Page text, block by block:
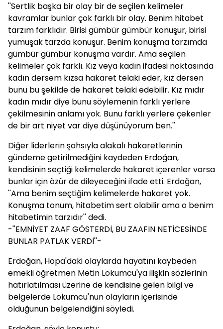
''Sertlik başka bir olay bir de seçilen kelimeler
kavramlar bunlar çok farklı bir olay. Benim hitabet
tarzım farklıdır. Birisi gümbür gümbür konuşur, birisi
yumuşak tarzda konuşur. Benim konuşma tarzımda
gümbür gümbür konuşma vardır. Ama seçilen
kelimeler çok farklı. Kız veya kadın ifadesi noktasında
kadın dersem kızsa hakaret telaki eder, kız dersen
bunu bu şekilde de hakaret telaki edebilir. Kız mıdır
kadın mıdır diye bunu söylemenin farklı yerlere
çekilmesinin anlamı yok. Bunu farklı yerlere çekenler
de bir art niyet var diye düşünüyorum ben.''
Diğer liderlerin şahsıyla alakalı hakaretlerinin
gündeme getirilmediğini kaydeden Erdoğan,
kendisinin seçtiği kelimelerde hakaret içerenler varsa
bunlar için özür de dileyeceğini ifade etti. Erdoğan,
''Ama benim seçtiğim kelimelerde hakaret yok.
Konuşma tonum, hitabetim sert olabilir ama o benim
hitabetimin tarzıdır'' dedi.
-''EMNİYET ZAAF GÖSTERDİ, BU ZAAFIN NETİCESİNDE
BUNLAR PATLAK VERDİ''-
Erdoğan, Hopa'daki olaylarda hayatını kaybeden
emekli öğretmen Metin Lokumcu'ya ilişkin sözlerinin
hatırlatılması üzerine de kendisine gelen bilgi ve
belgelerde Lokumcu'nun olayların içerisinde
olduğunun belgelendiğini söyledi.